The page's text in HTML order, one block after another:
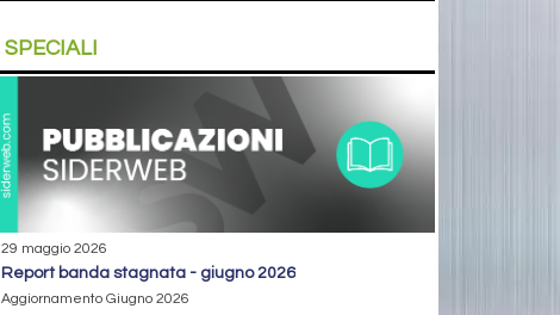
SPECIALI
29 maggio 2026
report banda stagnata - giugno 2026
Aggiornamento Giugno 2026